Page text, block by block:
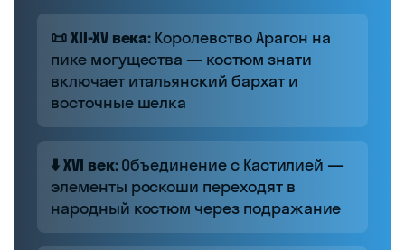
📜 XII-XV века: Королевство Арагон на
пике могущества — костюм знати
включает итальянский бархат и
восточные шелка
⬇️ XVI век:Объединение с Кастилией —
элементы роскоши переходят в
народный костюм через подражание